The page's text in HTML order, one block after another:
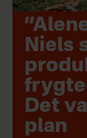
Niels
Det
plan